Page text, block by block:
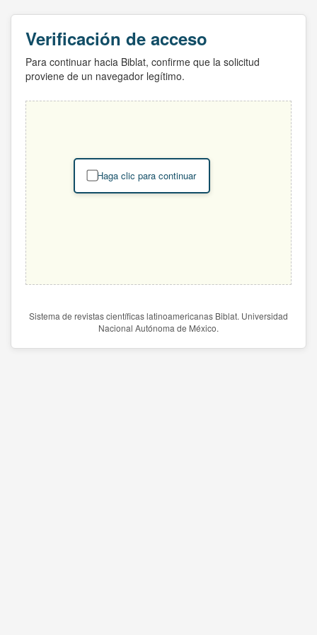
Verificación de acceso
Para continuar hacia Biblat, confirme que la solicitud
proviene de un navegador legítimo.
Haga clic para continuar
Sistema de revistas científicas latinoamericanas Biblat. Universidad
Nacional Autónoma de México.